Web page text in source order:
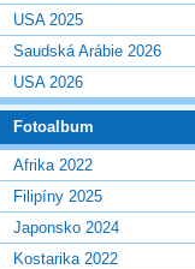
USA 2025
Saudská Arábie 2026
USA 2026
Fotoalbum
Afrika 2022
Filipíny 2025
Japonsko 2024
Kostarika 2022